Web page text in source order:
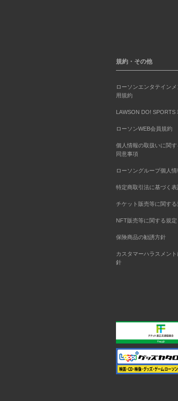
規約・その他
ローソンエンタテイン
用規約
LAWSON DO! SPORTS
ローソンWEB会員規約
個人情報の取扱いに関
同意事項
ローソングループ個人
特定商取引法に基づく表
チケット販売等に関する
NFT販売等に関する規定
保険商品の勧誘方針
カスタマーハラスメン
針